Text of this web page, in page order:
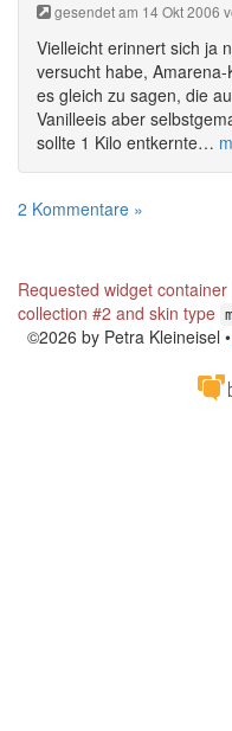
gesendet am 14 Okt 2006
Vielleicht erinnert sich ja
versucht habe,
es gleich zu sagen, die
Vanilleeis aber
sollte 1 Kilo entkernte…
2 Kommentare »
Requested widget container
collection #2 and skin type
©2026 by Petra Kleineisel •